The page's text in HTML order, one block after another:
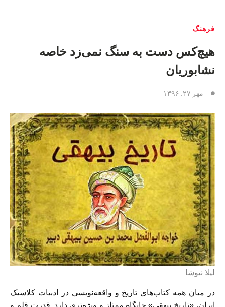
فرهنگ
هيچ‌كس دست به سنگ نمی‌زد خاصه
نشابوريان
مهر ۲۷, ۱۳۹۶
ليلا نيوشا
در ميان همه كتاب‌های تاريخ و واقعه‌نويسی در ادبيات كلاسيک
ايران، «تاريخ بيهقی» جايگاه ممتاز و ويژه‌تری دارد. قدرت قلم و